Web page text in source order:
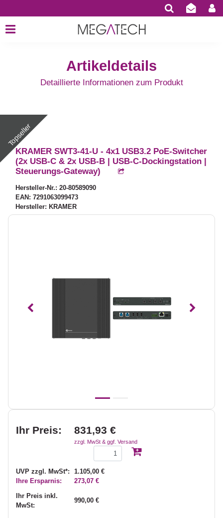
Artikeldetails
Detaillierte Informationen zum Produkt
KRAMER SWT3-41-U - 4x1 USB3.2 PoE-Switcher
(2x USB-C & 2x USB-B | USB-C-Dockingstation |
Steuerungs-Gateway)
Hersteller-Nr.: 20-80589090
EAN: 7291063099473
Hersteller: KRAMER
Vorheriges
Ihr Preis: 831,93 €
zzgl. MwSt & ggf. Versand
UVP zzgl. MwSt*:
1.105,00 €
Ihre Ersparnis:
273,07 €
Ihr Preis inkl.
MwSt:
990,00 €